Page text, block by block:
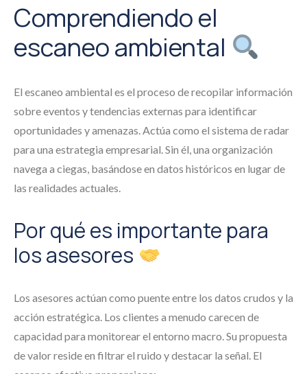
Comprendiendo el
escaneo ambiental
El escaneo ambiental es el proceso de recopilar información
sobre eventos y tendencias externas para identificar
oportunidades y amenazas. Actúa como el sistema de radar
para una estrategia empresarial. Sin él, una organización
navega a ciegas, basándose en datos históricos en lugar de
las realidades actuales.
Por qué es importante para
los asesores
Los asesores actúan como puente entre los datos crudos y la
acción estratégica. Los clientes a menudo carecen de
capacidad para monitorear el entorno macro. Su propuesta
de valor reside en filtrar el ruido y destacar la señal. El